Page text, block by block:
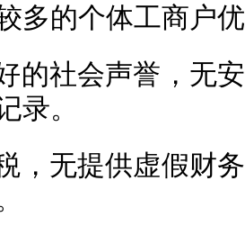
多的个体工商户
的社会声誉，无
录。
，无提供虚假财